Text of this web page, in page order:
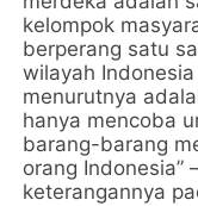
kelompok
berperang satu
wilayah
menurutnya
hanya mencoba
barang-barang
orang Indonesia”
keterangannya